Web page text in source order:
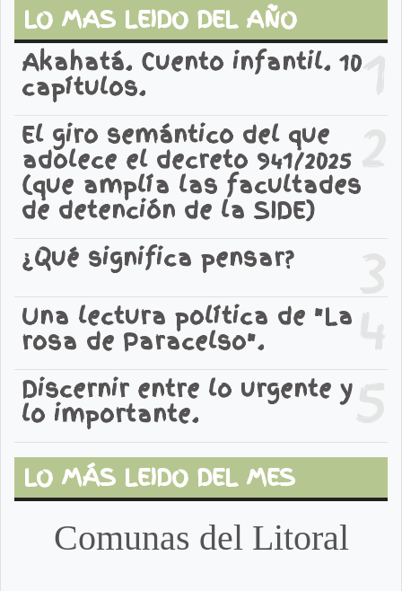
LO MAS LEIDO DEL AÑO
1
Akahatá. Cuento infantil. 10
capítulos.
2
El giro semántico del que
adolece el decreto 941/2025
(que amplía las facultades
de detención de la SIDE)
3
¿Qué significa pensar?
4
Una lectura política de "La
rosa de Paracelso".
5
Discernir entre lo urgente y
lo importante.
LO MÁS LEIDO DEL MES
Comunas del Litoral